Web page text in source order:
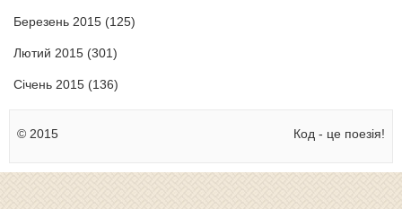
Березень 2015 (125)
Лютий 2015 (301)
Січень 2015 (136)
© 2015 Код - це поезія!